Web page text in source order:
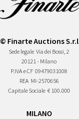
© Finarte Auctions S.r.l
Sede legale Via dei Bossi, 2
20121 - Milano
P.IVA e CF 09479031008
REA MI-2570656
Capitale Sociale € 100.000
MILANO